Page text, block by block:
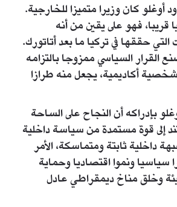
أوغلو كان وزيرا متميزا للخارجية.
قريبا، فهو على يقين من أنه
حققها في تركيا ما بعد أتاتورك.
القرار السياسي ممزوجا بالتزامه
أكاديمية، يجعل منه طرازا
بإدراكه أن النجاح على الساحة
إلى قوة مستمدة من سياسة داخلية
داخلية ثابتة ومتماسكة، الأمر
سياسيا ونموا اقتصاديا وحماية
وخلق مناخ ديمقراطي عادل